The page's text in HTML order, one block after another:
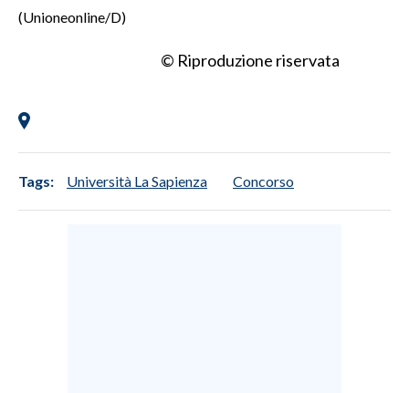
(Unioneonline/D)
© Riproduzione riservata
Tags: Università La Sapienza Concorso